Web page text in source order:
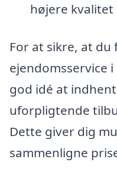
højere kvalitet
For at sikre, at du
ejendomsservice
god idé at
uforpligtende
Dette giver dig
sammenligne